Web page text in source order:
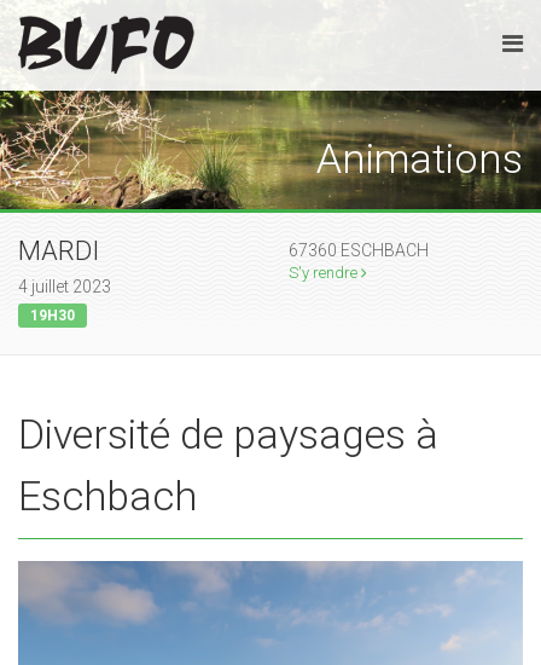
Animations
MARDI
4 juillet 2023
19H30
67360 ESCHBACH
S'y rendre
Diversité de paysages à
Eschbach